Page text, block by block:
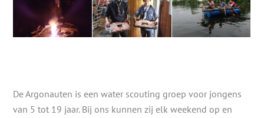
De Argonauten is een water scouting groep voor jongens
van 5 tot 19 jaar. Bij ons kunnen zij elk weekend op en